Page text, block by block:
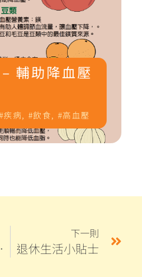
輔助降血壓
疾病, 飲食, 高血壓
？
下一則
退休生活小貼士